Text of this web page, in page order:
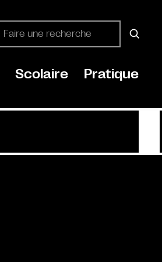
Scolaire Pratique